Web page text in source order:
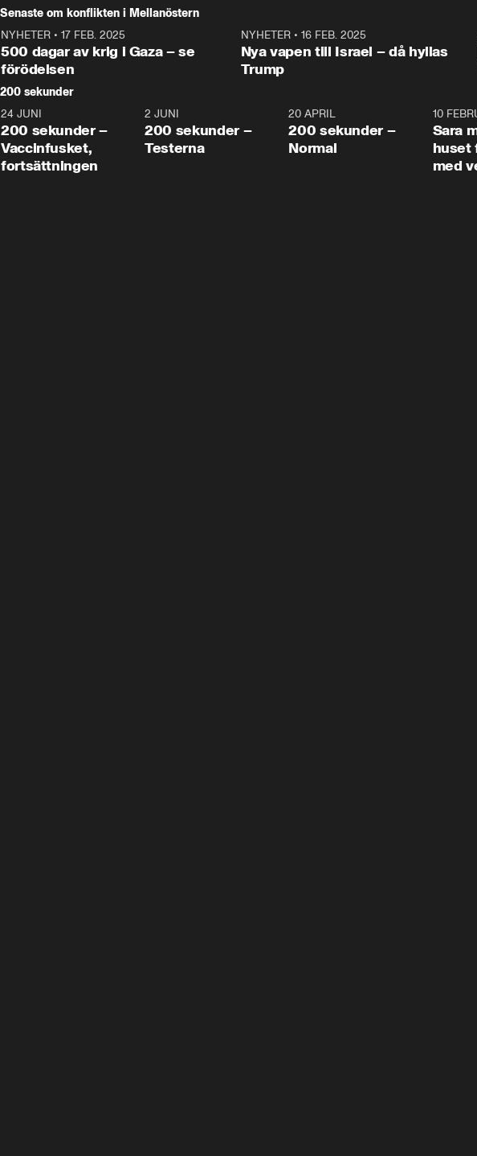
Senaste om konflikten i Mellanöstern
NYHETER • 17 FEB. 2025
500 dagar av krig i Gaza – se
förödelsen
NYHETER• 16 FEB. 2025
Nya vapen till Israel – då hyllas
Trump
200 sekunder
5:00
24 JUNI
200 sekunder –
Vaccinfusket,
fortsättningen
4:23
2 JUNI
200 sekunder –
Testerna
20 APRIL
200 sekunder –
Normal
10
Sara
huset
med